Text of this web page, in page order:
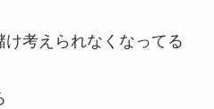
考えられなくなってる